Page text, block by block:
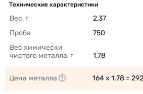
Технические характеристики
Вес, г
2,37
Проба
750
Вес химически
чистого металла, г
1,78
Цена металла 164 x 1.78 =